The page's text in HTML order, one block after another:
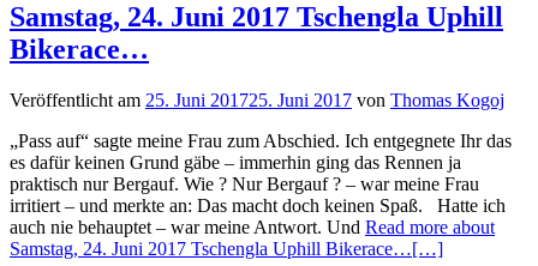
Samstag, 24. Juni 2017 Tschengla Uphill
Bikerace…
Veröffentlicht am 25. Juni 201725. Juni 2017 von Thomas Kogoj
„Pass auf“ sagte meine Frau zum Abschied. Ich entgegnete Ihr das
es dafür keinen Grund gäbe – immerhin ging das Rennen ja
praktisch nur Bergauf. Wie ? Nur Bergauf ? – war meine Frau
irritiert – und merkte an: Das macht doch keinen Spaß. Hatte ich
auch nie behauptet – war meine Antwort. Und Read more about
Samstag, 24. Juni 2017 Tschengla Uphill Bikerace…[…]